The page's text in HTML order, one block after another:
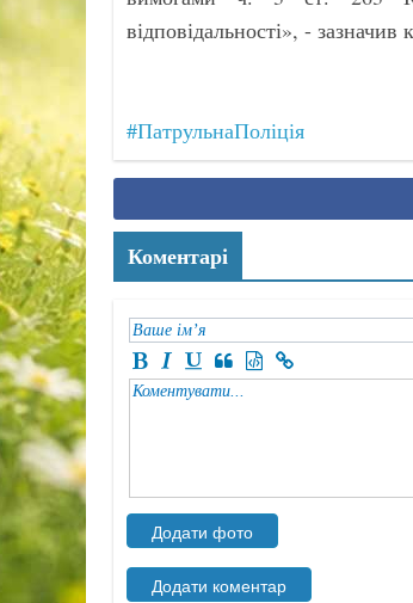
відповідальності», -
#ПатрульнаПоліція
Коментарі